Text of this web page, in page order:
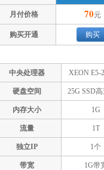
月付价格 70元
购买开通 购买
中央处理器 XEON E5-
硬盘空间 25G SSD
内存大小 1G
流量 1T
独立IP 1个
带宽 1G带